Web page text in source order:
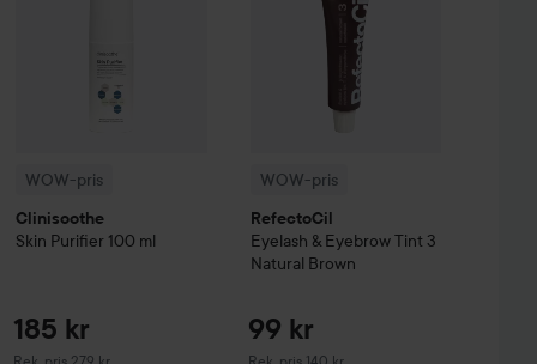
WOW-pris
Clinisoothe
Skin Purifier 100 ml
185 kr
Rekommenderat pris 279 kr
WOW-pris
RefectoCil
Eyelash & Eyebrow Tint 3
Natural Brown
99 kr
Rekommenderat pris 140 kr